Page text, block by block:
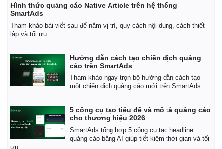
Hình thức quảng cáo Native Article trên hệ thống
SmartAds
Tham khảo bài viết sau để nắm vị trí, quy cách nội dung, cách thiết
lập và tối ưu.
Hướng dẫn cách tạo chiến dịch quảng
cáo trên SmartAds
Tham khảo ngay trọn bộ hướng dẫn cách tạo
một chiến dịch quảng cáo mới trên SmartAds.
5 công cụ tạo tiêu đề và mô tả quảng cáo
cho thương hiệu 2026
SmartAds tổng hợp 5 công cụ tạo headline
quảng cáo bằng AI giúp tiết kiệm thời gian và tối
ưu.